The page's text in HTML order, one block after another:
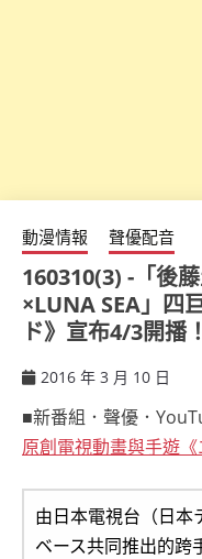
動漫情報 聲優配音
160310(3) -「後
×LUNA SEA」四
ド》宣布4/3開播！
2016 年 3 月 10 日
■新番組．聲優．
原創電視動畫與手遊
由日本電視台（日本
ベース共同推出的跨